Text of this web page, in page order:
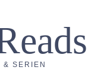
SERIEN